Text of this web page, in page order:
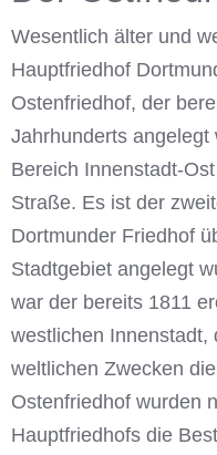
Wesentlich älter und
Hauptfriedhof
Ostenfriedhof, der
Jahrhunderts
Bereich Innenstadt-
Straße. Es ist der
Dortmunder Friedhof
Stadtgebiet angelegt
war der bereits 1811
westlichen Innenstadt,
weltlichen Zwecken
Ostenfriedhof wurden
Hauptfriedhofs die